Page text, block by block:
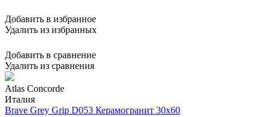
Добавить в избранное
Удалить из избранных
Добавить в сравнение
Удалить из сравнения
Atlas Concorde
Италия
Brave Grey Grip D053 Керамогранит 30x60